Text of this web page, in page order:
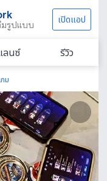
มรูปแบบ เปิดแอป
ลนซ์ รีวิว
ม